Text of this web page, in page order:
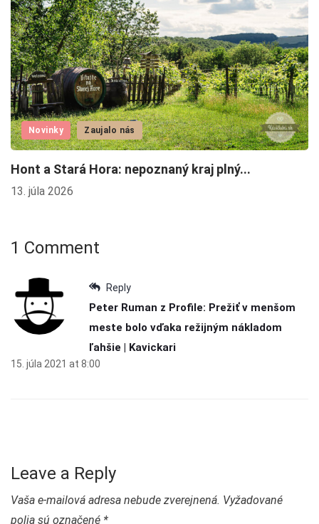
Novinky Zaujalo nás
Hont a Stará Hora: nepoznaný kraj plný...
13. júla 2026
1 Comment
Reply
Peter Ruman z Profile: Prežiť v menšom
meste bolo vďaka režijným nákladom
ľahšie | Kavickari
15. júla 2021 at 8:00
Leave a Reply
Vaša e-mailová adresa nebude zverejnená. Vyžadované
polia sú označené *